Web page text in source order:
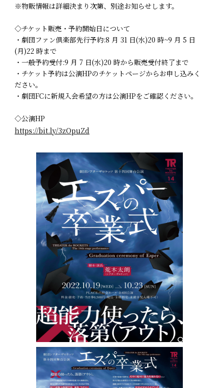
※物販情報は詳細決まり次第、別途お知らせします。
◇チケット販売・予約開始日について
・劇団ファン倶楽部先行予約:8 月 31 日(水)20 時~9 月 5 日
(月)22 時まで
・一般予約受付:9 月 7 日(水)20 時から販売受付終了まで
・チケット予約は公演HPのチケットページからお申し込みく
ださい。
・劇団FCに新規入会希望の方は公演HPをご確認ください。
◇公演HP
https://bit.ly/3zOpuZd